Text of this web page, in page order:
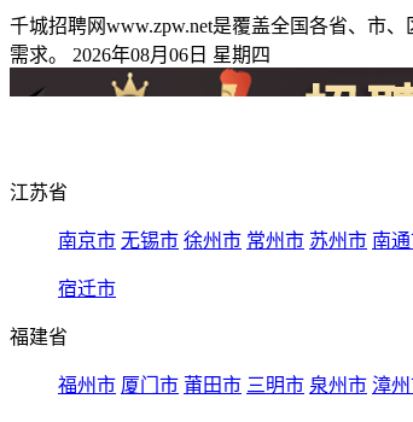
千城招聘网www.zpw.net是覆盖全国各省、市
需求。 2026年08月06日 星期四
江苏省
南京市 无锡市 徐州市 常州市 苏州市 南
宿迁市
福建省
福州市 厦门市 莆田市 三明市 泉州市 漳